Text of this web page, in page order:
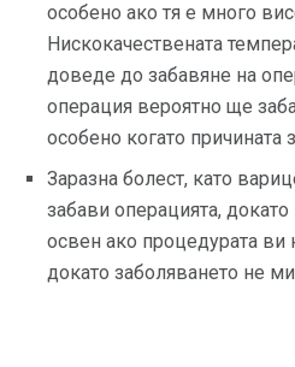
особено ако тя е много
Нискокачествената
доведе до забавяне на
операция вероятно ще
особено когато причината
Заразна болест, като
забави операцията, докато
освен ако процедурата
докато заболяването не